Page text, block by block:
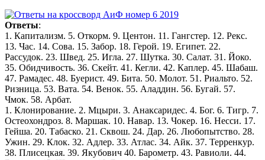
Ответы:
1. Капитализм. 5. Откорм. 9. Центон. 11. Гангстер. 12. Рекс.
13. Час. 14. Сова. 15. Забор. 18. Герой. 19. Египет. 22.
Рассудок. 23. Швед. 25. Игла. 27. Шутка. 30. Салат. 31. Йоко.
35. Обидчивость. 36. Скейт. 41. Кегли. 42. Каплер. 45. Шабаш.
47. Рамадес. 48. Буерист. 49. Бита. 50. Молот. 51. Риальто. 52.
Ризница. 53. Вата. 54. Венок. 55. Аладдин. 56. Бугай. 57.
Чмок. 58. Арбат.
1. Клонирование. 2. Мцыри. 3. Анаксаридес. 4. Бог. 6. Тигр. 7.
Остеохондроз. 8. Маршак. 10. Навар. 13. Чокер. 16. Несси. 17.
Гейша. 20. Табаско. 21. Сквош. 24. Дар. 26. Любопытство. 28.
Ужин. 29. Клок. 32. Адлер. 33. Атлас. 34. Айк. 37. Терренкур.
38. Плисецкая. 39. Якубович 40. Барометр. 43. Равиоли. 44.